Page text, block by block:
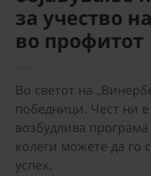
за учество
во профитот
Во светот на
победници. Чест ни е
возбудлива
колеги можете да го
успех.